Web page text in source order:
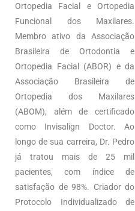
Ortopedia Facial e Ortopedia
Funcional dos Maxilares.
Membro ativo da Associação
Brasileira de Ortodontia e
Ortopedia Facial (ABOR) e da
Associação Brasileira de
Ortopedia dos Maxilares
(ABOM), além de certificado
como Invisalign Doctor. Ao
longo de sua carreira, Dr. Pedro
já tratou mais de 25 mil
pacientes, com índice de
satisfação de 98%. Criador do
Protocolo Individualizado de